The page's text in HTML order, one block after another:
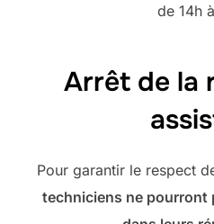
de 14h
Arrêt de la
Pour garantir le respect
techniciens ne pourront